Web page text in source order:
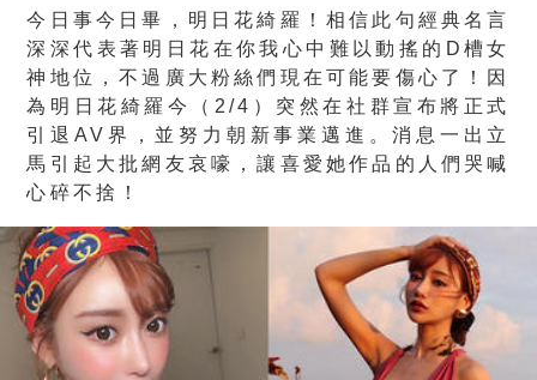
今日事今日畢，明日花綺羅！相信此句經典名言
深深代表著明日花在你我心中難以動搖的D槽女
神地位，不過廣大粉絲們現在可能要傷心了！因
為明日花綺羅今（2/4）突然在社群宣布將正式
引退AV界，並努力朝新事業邁進。消息一出立
馬引起大批網友哀嚎，讓喜愛她作品的人們哭喊
心碎不捨！